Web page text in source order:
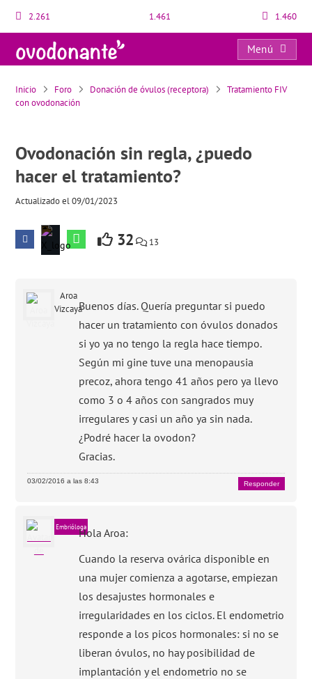
2.261 1.461 1.460
Menú
Ovodonación sin regla, ¿puedo hacer el tratamiento?
Inicio Foro Donación de óvulos (receptora)
Tratamiento FIV
con ovodonación
Ovodonación sin regla, ¿puedo
hacer el tratamiento?
Actualizado el 09/01/2023
32 13
Aroa
VizcayaBuenos días. Quería preguntar si puedo
hacer un tratamiento con óvulos donados
si yo ya no tengo la regla hace tiempo.
Según mi gine tuve una menopausia
precoz, ahora tengo 41 años pero ya llevo
como 3 o 4 años con sangrados muy
irregulares y casi un año ya sin nada.
¿Podré hacer la ovodon?
Gracias.
03/02/2016 a las 8:43 Responder
EmbriólogaHola Aroa:
Cuando la reserva ovárica disponible en
una mujer comienza a agotarse, empiezan
los desajustes hormonales e
irregularidades en los ciclos. El endometrio
responde a los picos hormonales: si no se
liberan óvulos, no hay posibilidad de
implantación y el endometrio no se